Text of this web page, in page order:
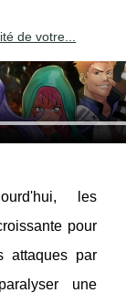
de votre...
les
pour
attaques par
une